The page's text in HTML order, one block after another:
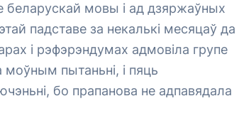
беларускай мовы і ад дзяржаўных
падставе за некалькі месяцаў да
і рэфэрэндумах адмовіла групе
пытаньні, і пяць
бо прапанова не адпавядала